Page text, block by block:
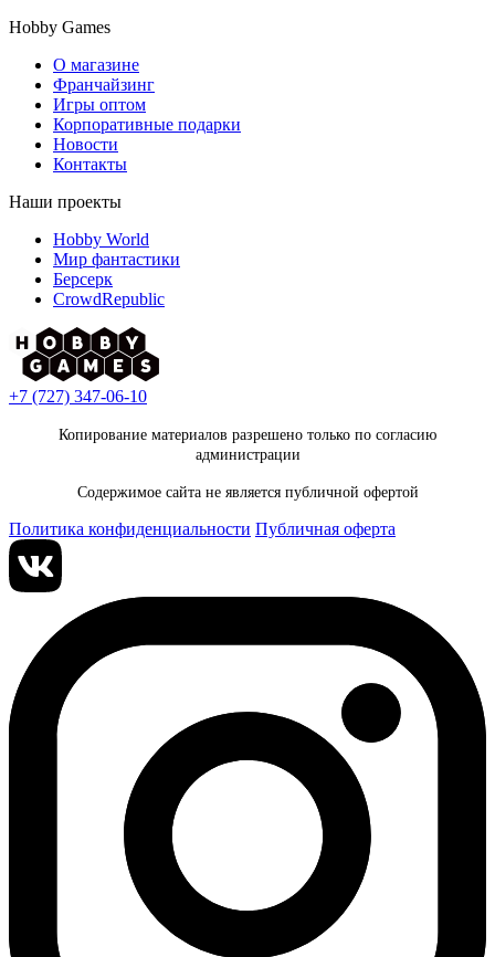
Hobby Games
О магазине
Франчайзинг
Игры оптом
Корпоративные подарки
Новости
Контакты
Наши проекты
Hobby World
Мир фантастики
Берсерк
CrowdRepublic
+7 (727) 347-06-10
Копирование материалов разрешено только по согласию
администрации
Содержимое сайта не является публичной офертой
Политика конфиденциальности Публичная оферта